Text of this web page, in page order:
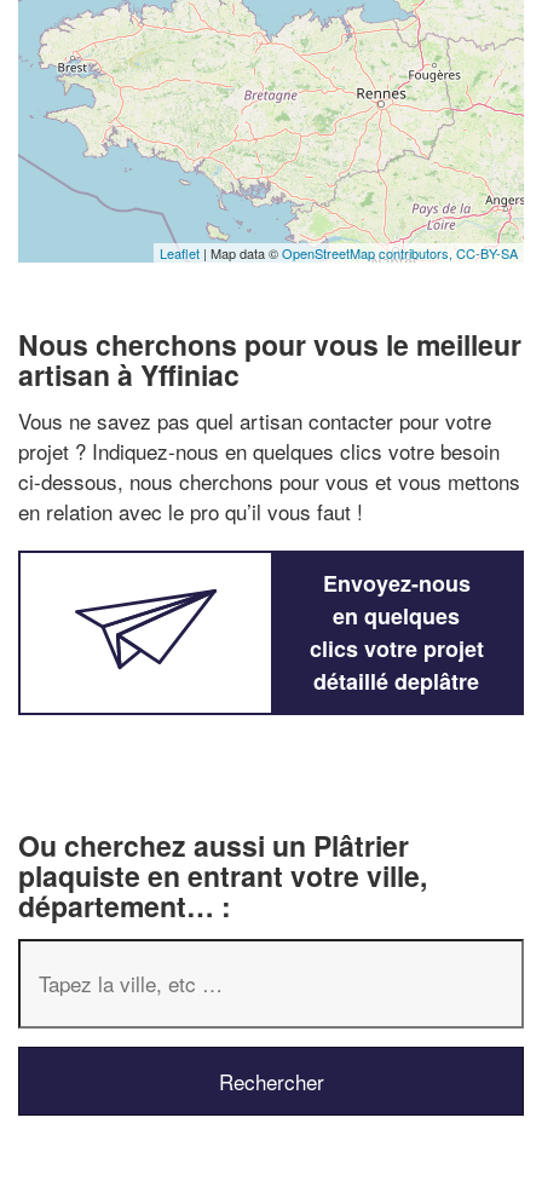
Leaflet | Map data ©OpenStreetMap contributors, CC-BY-SA
Nous cherchons pour vous le meilleur
artisan à Yffiniac
Vous ne savez pas quel artisan contacter pour votre
projet ? Indiquez-nous en quelques clics votre besoin
ci-dessous, nous cherchons pour vous et vous mettons
en relation avec le pro qu’il vous faut !
Envoyez-nous
en quelques
clics votre projet
détaillé deplâtre
Ou cherchez aussi un Plâtrier
plaquiste en entrant votre ville,
département… :